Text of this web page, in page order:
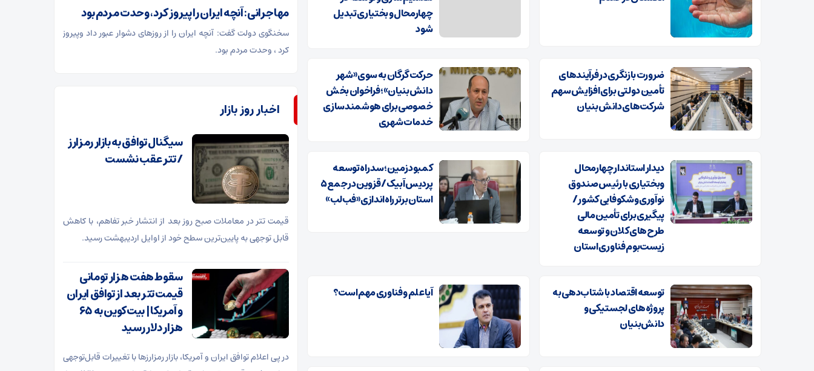
چهارمحال و بختیاری تبدیل
شود
ضرورت بازنگری در فرآیندهای
تأمین دولتی برای افزایش سهم
شرکت‌های دانش‌بنیان
حرکت گرگان به سوی «شهر
دانش‌بنیان»؛ فراخوان بخش
خصوصی برای هوشمندسازی
خدمات شهری
دیدار استاندار چهارمحال
وبختیاری با رئیس صندوق
نوآوری وشکوفایی کشور /
پیگیری برای تأمین مالی
طرح‌های کلان و توسعه
زیست‌بوم فناوری استان
کمبود زمین؛ سد راه توسعه
پردیس آبیک/ قزوین در جمع ۵
استان برتر راه‌اندازی «فب‌لب»
توسعه اقتصاد با شتاب‌دهی به
پروژه‌های لجستیکی و
دانش‌بنیان
آیا علم و فناوری مهم است؟
مهاجرانی: آنچه ایران را پیروز کرد، وحدت مردم بود
سخنگوی دولت گفت: آنچه ایران را از روزهای دشوار عبور داد وپیروز
کرد ، وحدت مردم بود.
اخبار روز بازار
سیگنال توافق به بازار رمزارز
/ تتر عقب نشست
قیمت تتر در معاملات صبح روز بعد از انتشار خبر تفاهم، با کاهش
قابل توجهی به پایین‌ترین سطح خود از اوایل اردیبهشت رسید.
سقوط هفت هزار تومانی
قیمت تتر بعد از توافق ایران
و آمریکا | بیت‌کوین به ۶۵
هزار دلار رسید
در پی اعلام توافق ایران و آمریکا، بازار رمزارزها با تغییرات قابل‌توجهی